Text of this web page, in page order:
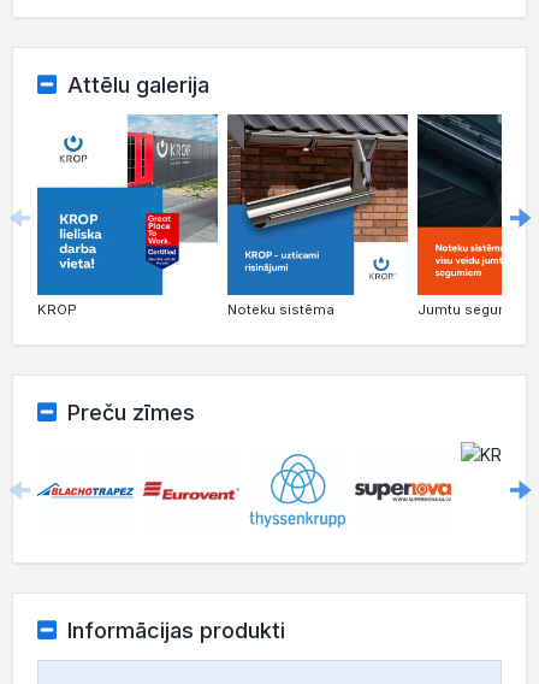
Attēlu galerija
KROP Noteku sistēma Jumtu segumi
Preču zīmes
Informācijas produkti